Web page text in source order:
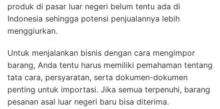
produk di pasar luar negeri belum tentu ada di
Indonesia sehingga potensi penjualannya lebih
menggiurkan.
Untuk menjalankan bisnis dengan cara mengimpor
barang, Anda tentu harus memiliki pemahaman tentang
tata cara, persyaratan, serta dokumen-dokumen
penting untuk importasi. Jika semua terpenuhi, barang
pesanan asal luar negeri baru bisa diterima.